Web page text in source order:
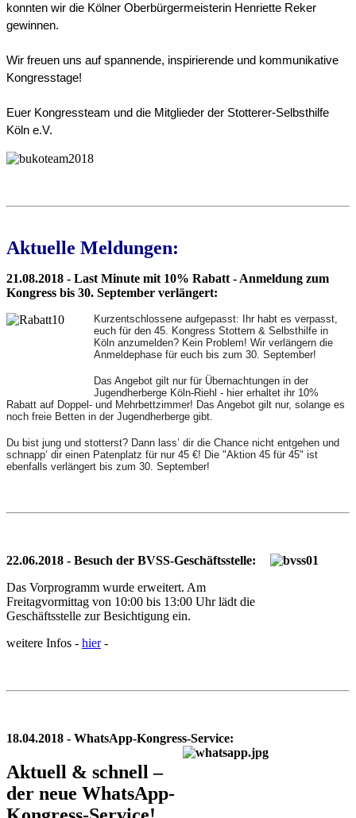
konnten wir die Kölner Oberbürgermeisterin Henriette Reker
gewinnen.
Wir freuen uns auf spannende, inspirierende und kommunikative
Kongresstage!
Euer Kongressteam und die Mitglieder der Stotterer-Selbsthilfe
Köln e.V.
Aktuelle Meldungen:
21.08.2018 - Last Minute mit 10% Rabatt - Anmeldung zum
Kongress bis 30. September verlängert:
Kurzentschlossene aufgepasst: Ihr habt es verpasst,
euch für den 45. Kongress Stottern & Selbsthilfe in
Köln anzumelden? Kein Problem! Wir verlängern die
Anmeldephase für euch bis zum 30. September!
Das Angebot gilt nur für Übernachtungen in der
Jugendherberge Köln-Riehl - hier erhaltet ihr 10%
Rabatt auf Doppel- und Mehrbettzimmer! Das Angebot gilt nur, solange es
noch freie Betten in der Jugendherberge gibt.
Du bist jung und stotterst? Dann lass’ dir die Chance nicht entgehen und
schnapp’ dir einen Patenplatz für nur 45 €! Die "Aktion 45 für 45" ist
ebenfalls verlängert bis zum 30. September!
22.06.2018 - Besuch der BVSS-Geschäftsstelle:
Das Vorprogramm wurde erweitert. Am
Freitagvormittag von 10:00 bis 13:00 Uhr lädt die
Geschäftsstelle zur Besichtigung ein.
weitere Infos - hier-
18.04.2018 - WhatsApp-Kongress-Service:
Aktuell & schnell –
der neue WhatsApp-